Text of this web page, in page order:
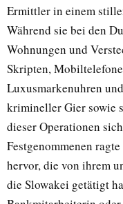
Ermittler in einem
Während sie bei den
Wohnungen und
Skripten,
Luxusmarkenuhren
krimineller Gier sowie
dieser Operationen
Festgenommenen
hervor, die von ihrem
die Slowakei getätigt